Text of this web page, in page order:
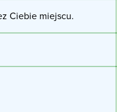
Ciebie miejscu.